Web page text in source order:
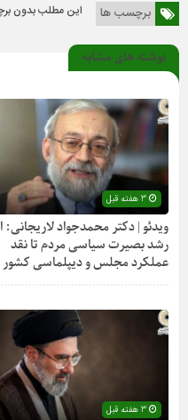
برچسب ها این مطلب بدون
نوشته های مشابه
3 هفته قبل
ویدئو | دکتر محمدجواد لاریجانی:
رشد بصیرت سیاسی مردم تا نقد
عملکرد مجلس و دیپلماسی کشور
3 هفته قبل